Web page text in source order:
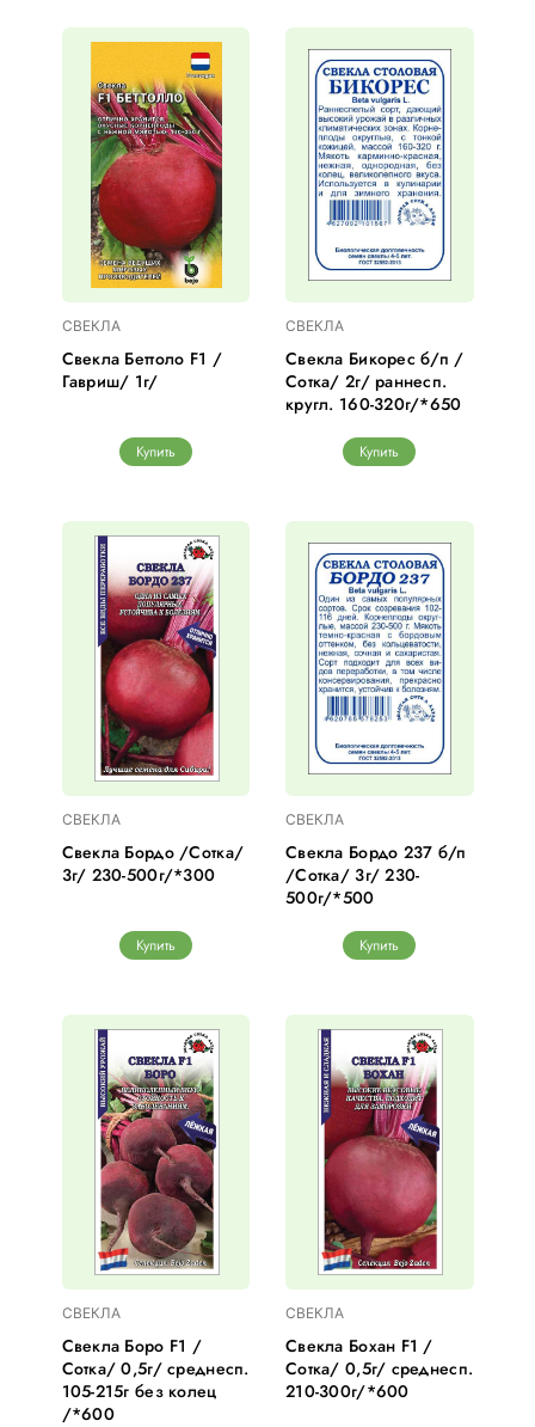
СВЕКЛА
Свекла Беттоло F1 /
Гавриш/ 1г/
Купить
СВЕКЛА
Свекла Бикорес б/п /
Сотка/ 2г/ раннесп.
кругл. 160-320г/*650
Купить
СВЕКЛА
Свекла Бордо /Сотка/
3г/ 230-500г/*300
Купить
СВЕКЛА
Свекла Бордо 237 б/п
/Сотка/ 3г/ 230-
500г/*500
Купить
СВЕКЛА
Свекла Боро F1 /
Сотка/ 0,5г/ среднесп.
105-215г без колец
/*600
СВЕКЛА
Свекла Бохан F1 /
Сотка/ 0,5г/ среднесп.
210-300г/*600